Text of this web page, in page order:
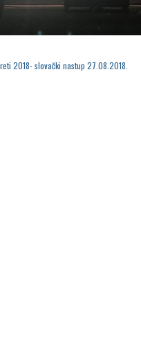
2018- slovački nastup 27.08.2018.